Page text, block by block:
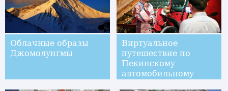
Облачные образы
Джомолунгмы
Виртуальное
путешествие по
Пекинскому
автомобильному